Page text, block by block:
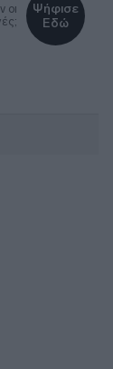
οι
Ψήφισε
Εδώ